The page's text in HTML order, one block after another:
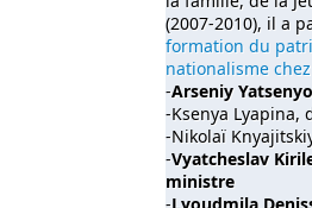
(2007-2010), il a
formation du
nationalisme
-Arseniy
-Ksenya Lyapina,
-Nikolaï
-Vyatcheslav
ministre